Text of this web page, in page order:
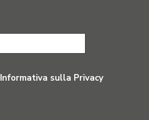
Informativa sulla Privacy